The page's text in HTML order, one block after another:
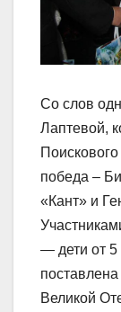
Со слов
Лаптевой,
победа –
«Кант» и
— дети от 5
Великой